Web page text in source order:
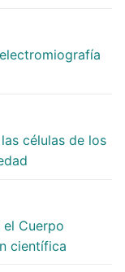
células de los
Cuerpo
científica